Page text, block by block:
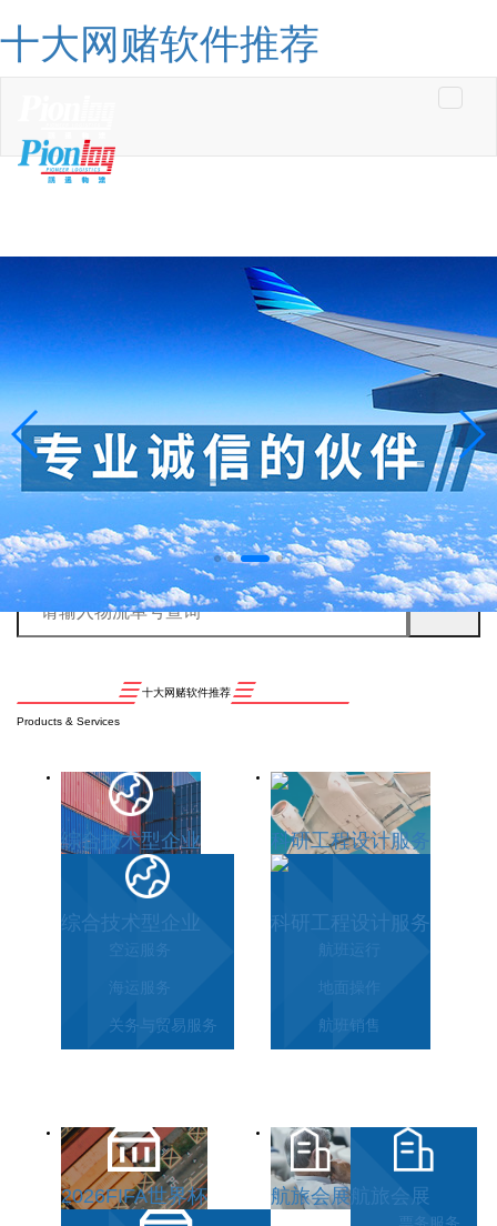
十大网赌软件推荐
十大网赌软件推荐
Products & Services
综合技术型企业
综合技术型企业
空运服务
海运服务
关务与贸易服务
科研工程设计服务
科研工程设计服务
航班运行
地面操作
航班销售
2026FIFA世界杯 航旅会展航旅会展